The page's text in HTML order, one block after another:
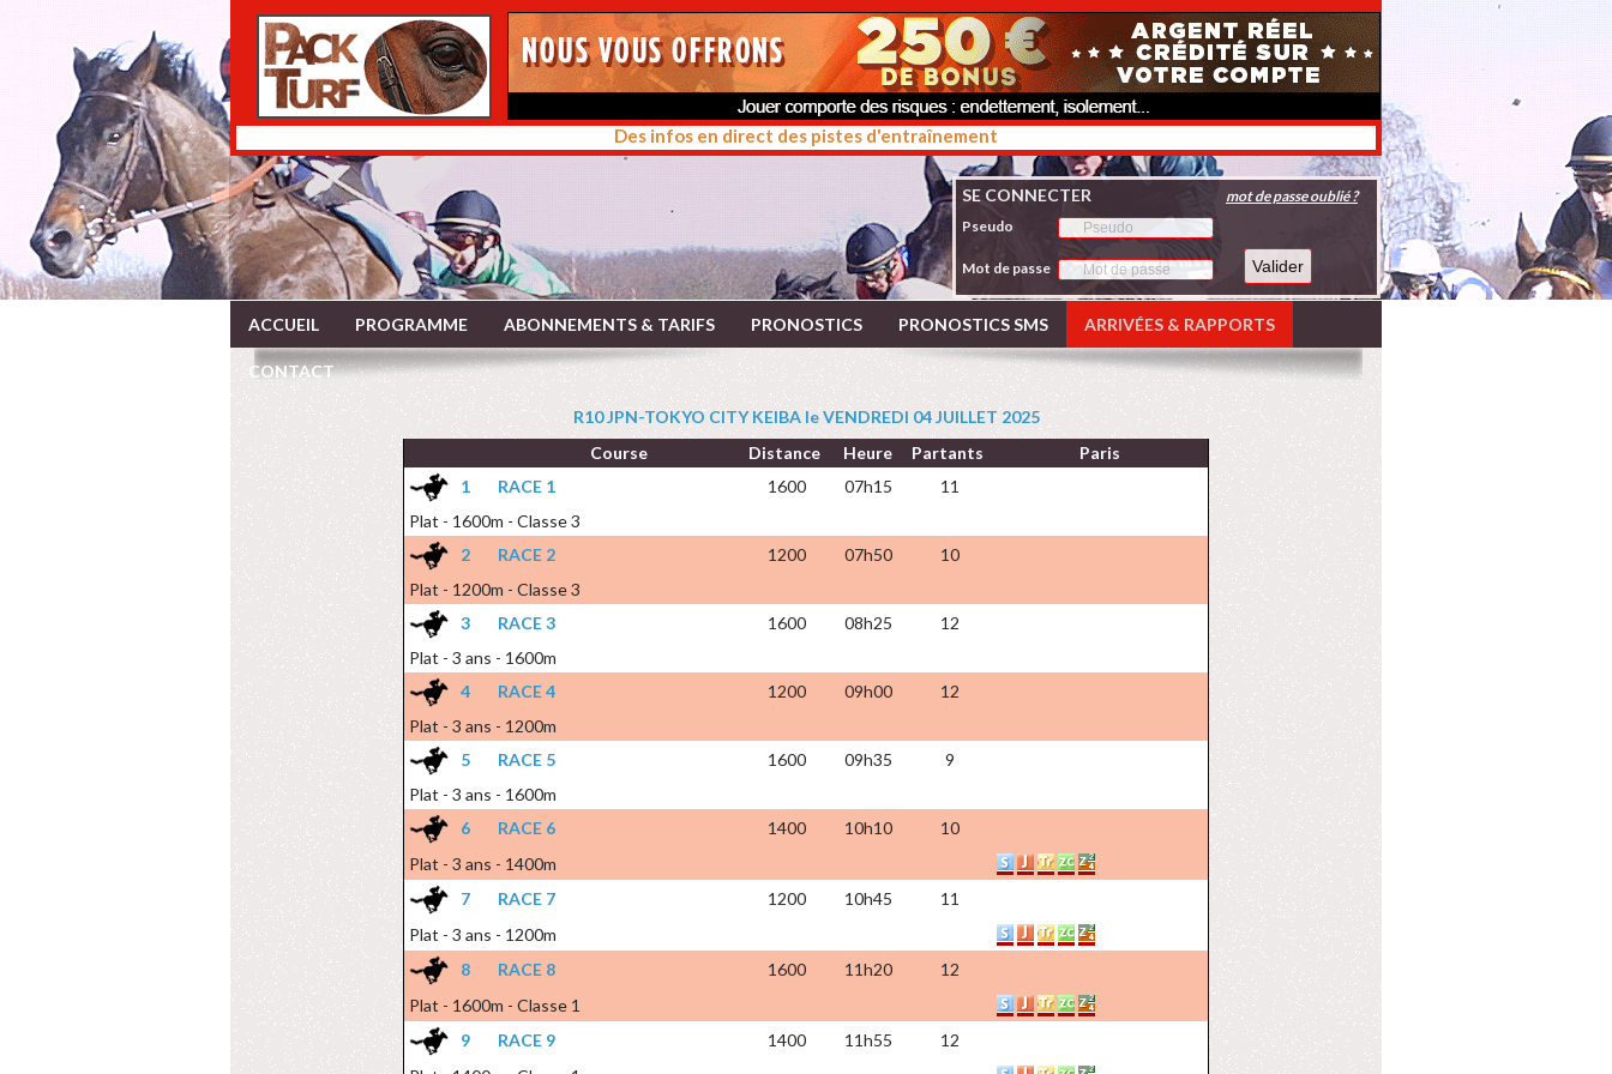
Des infos en direct des pistes d'entraînement
SE CONNECTER
Pseudo
Mot de passe
mot de passe oublié ?
ACCUEIL PROGRAMME ABONNEMENTS & TARIFS PRONOSTICS PRONOSTICS SMS ARRIVÉES & RAPPORTS
CONTACT
R10 JPN-TOKYO CITY KEIBA le VENDREDI 04 JUILLET 2025
Course
Distance Heure Partants
Paris
1
RACE 1 1600 07h15
11
Plat - 1600m - Classe 3
2
RACE 2 1200 07h50
10
Plat - 1200m - Classe 3
3
RACE 3 1600 08h25
12
Plat - 3 ans - 1600m
4
RACE 4 1200 09h00
12
Plat - 3 ans - 1200m
5
RACE 5 1600 09h35
9
Plat - 3 ans - 1600m
6
RACE 6 1400 10h10
10
Plat - 3 ans - 1400m
7
RACE 7 1200 10h45
11
Plat - 3 ans - 1200m
8
RACE 8 1600 11h20
12
Plat - 1600m - Classe 1
9
RACE 9 1400 11h55
12